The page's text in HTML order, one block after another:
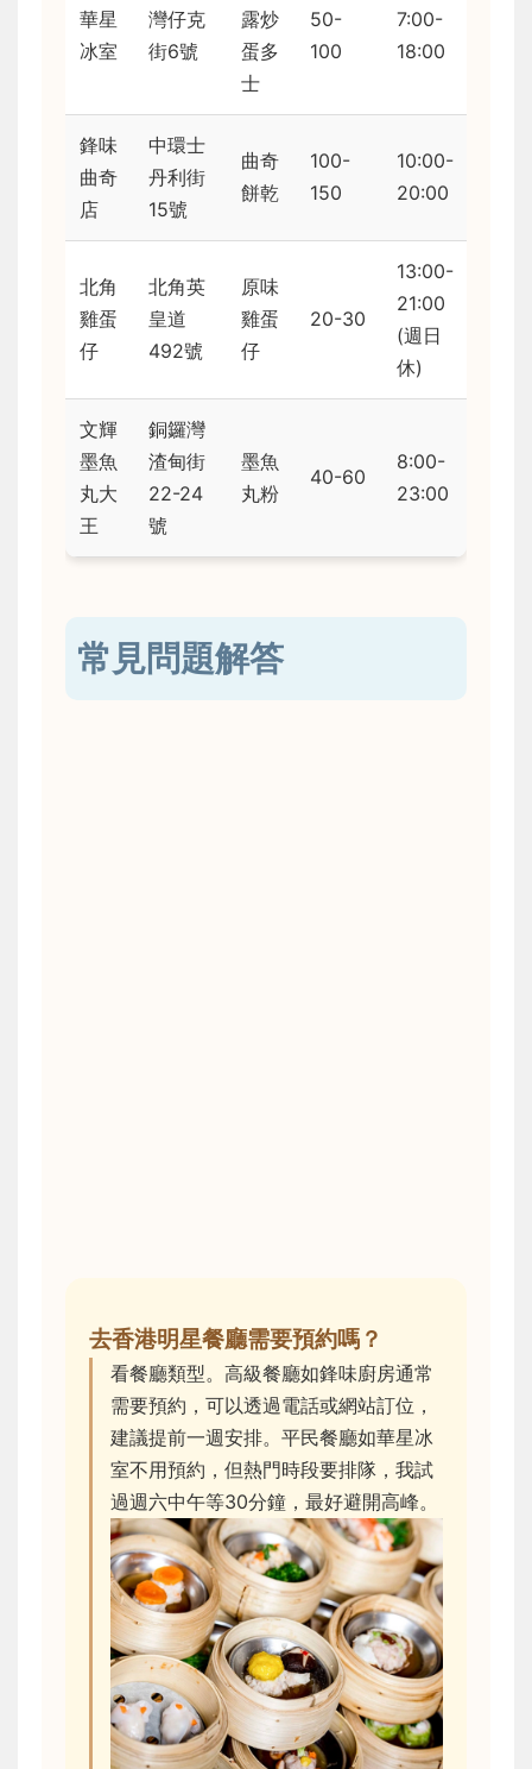
華星
冰室
灣仔克
街6號
露炒
蛋多
士
50-
100
7:00-
18:00
鋒味
曲奇
店
中環士
丹利街
15號
曲奇
餅乾
100-
150
10:00-
20:00
北角
雞蛋
仔
北角英
皇道
492號
原味
雞蛋
仔
20-30
13:00-
21:00
(週日
休)
文輝
墨魚
丸大
王
銅鑼灣
渣甸街
22-24
號
墨魚
丸粉
40-60
8:00-
23:00
常見問題解答
去香港明星餐廳需要預約嗎？
看餐廳類型。高級餐廳如鋒味廚房通常
需要預約，可以透過電話或網站訂位，
建議提前一週安排。平民餐廳如華星冰
室不用預約，但熱門時段要排隊，我試
過週六中午等30分鐘，最好避開高峰。